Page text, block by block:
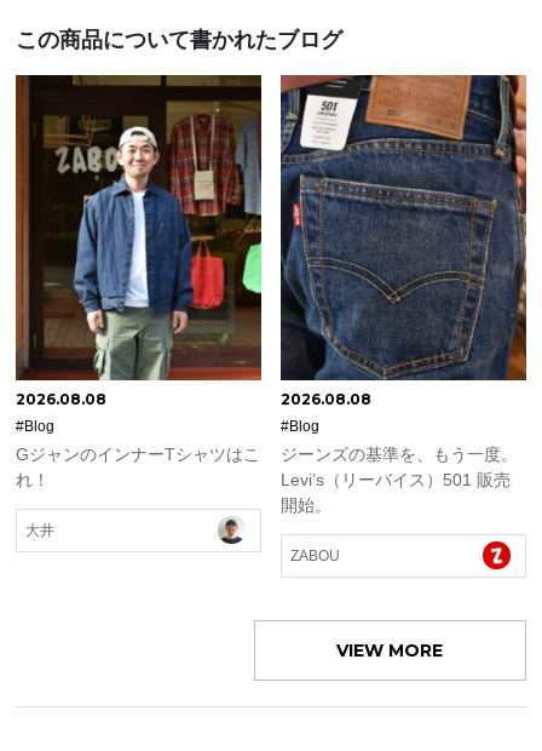
この商品について書かれたブログ
2026.08.08
#Blog
GジャンのインナーTシャツはこ
れ！
大井
2026.08.08
#Blog
ジーンズの基準を、もう一度。
Levi’s（リーバイス）501 販売
開始。
ZABOU
VIEW MORE